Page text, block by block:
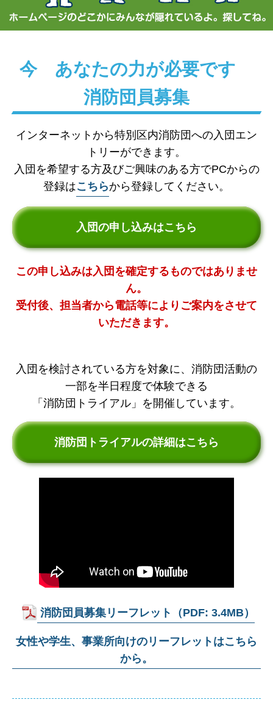
今 あなたの力が必要です
消防団員募集
インターネットから特別区内消防団への入団エン
トリーができます。
入団を希望する方及びご興味のある方でPCからの
登録はこちらから登録してください。
入団の申し込みはこちら
この申し込みは入団を確定するものではありませ
ん。
受付後、担当者から電話等によりご案内をさせて
いただきます。
入団を検討されている方を対象に、消防団活動の
一部を半日程度で体験できる
「消防団トライアル」を開催しています。
消防団トライアルの詳細はこちら
消防団員募集リーフレット（PDF: 3.4MB）
女性や学生、事業所向けのリーフレットはこちら
から。